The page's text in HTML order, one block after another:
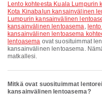
lento kohteesta Kuala Lumpurin kansainvälinen lentoasema kohteeseen
Kota Kinabalun kansainvälinen
Lumpurin kansainvälinen
kansainvälinen lentoasema,
kansainvälinen lentoasema
lentoasema ovat suosituimmat
kansainvälinen lentoasema.
matkallesi.
Mitkä ovat suosituimmat
kansainvälinen lentoasema?